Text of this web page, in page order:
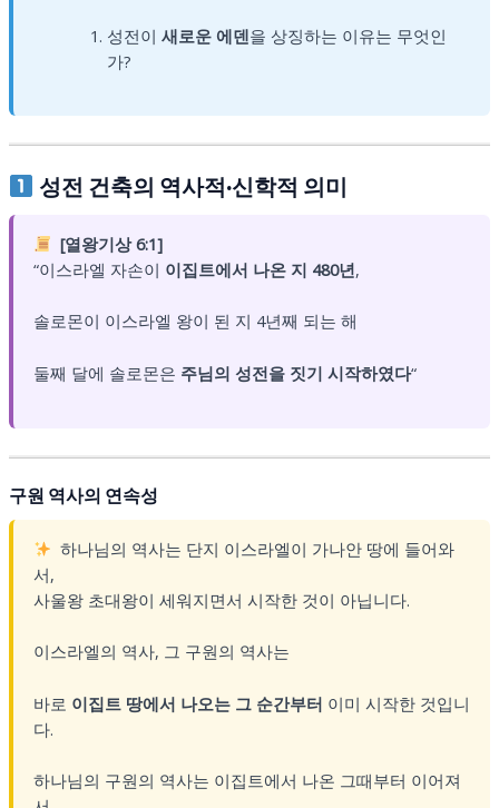
성전이 새로운 에덴을 상징하는 이유는 무엇인
가?
성전 건축의 역사적·신학적 의미
[열왕기상 6:1]
“이스라엘 자손이 이집트에서 나온 지 480년,
솔로몬이 이스라엘 왕이 된 지 4년째 되는 해
둘째 달에 솔로몬은 주님의 성전을 짓기 시작하였다“
구원 역사의 연속성
하나님의 역사는 단지 이스라엘이 가나안 땅에 들어와
서,
사울왕 초대왕이 세워지면서 시작한 것이 아닙니다.
이스라엘의 역사, 그 구원의 역사는
바로 이집트 땅에서 나오는 그 순간부터 이미 시작한 것입니
다.
하나님의 구원의 역사는 이집트에서 나온 그때부터 이어져